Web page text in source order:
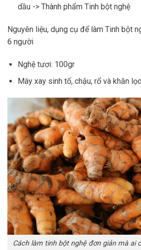
dầu -> Thành phẩm Tinh bột nghệ
Nguyên liệu, dụng cụ để làm Tinh bột
6 người
Nghệ tươi: 100gr
Máy xay sinh tố, chậu, rổ và khăn
Cách làm tinh bột nghệ đơn giản mà ai